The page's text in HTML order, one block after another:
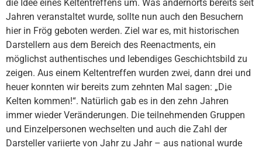
die Idee eines Keltentreffens um. Was andernorts bereits seit
Jahren veranstaltet wurde, sollte nun auch den Besuchern
hier in Frög geboten werden. Ziel war es, mit historischen
Darstellern aus dem Bereich des Reenactments, ein
möglichst authentisches und lebendiges Geschichtsbild zu
zeigen. Aus einem Keltentreffen wurden zwei, dann drei und
heuer konnten wir bereits zum zehnten Mal sagen: „Die
Kelten kommen!“. Natürlich gab es in den zehn Jahren
immer wieder Veränderungen. Die teilnehmenden Gruppen
und Einzelpersonen wechselten und auch die Zahl der
Darsteller variierte von Jahr zu Jahr – aus national wurde